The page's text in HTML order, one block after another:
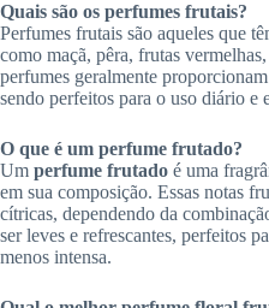
Quais são os perfumes frutais?
Perfumes frutais são aqueles que
como maçã, pêra, frutas
perfumes geralmente
sendo perfeitos para o uso diário e
O que é um perfume frutado?
Um perfume frutado é uma
em sua composição. Essas notas
cítricas, dependendo da
ser leves e refrescantes, perfeitos
menos intensa.